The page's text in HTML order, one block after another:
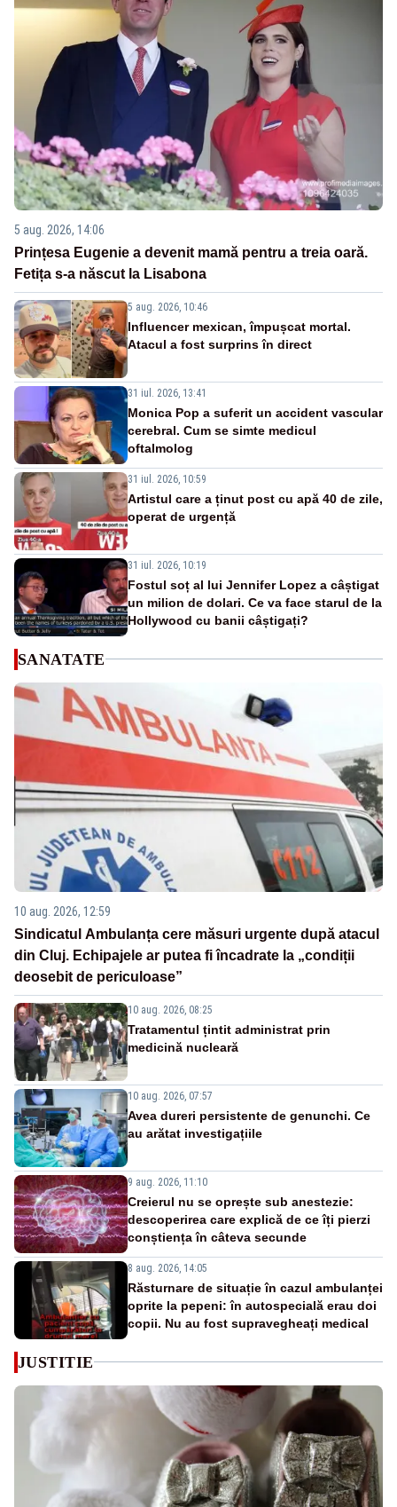
5 aug. 2026, 14:06
Prințesa Eugenie a devenit mamă pentru a treia oară.
Fetița s-a născut la Lisabona
5 aug. 2026, 10:46
Influencer mexican, împușcat mortal.
Atacul a fost surprins în direct
31 iul. 2026, 13:41
Monica Pop a suferit un accident vascular
cerebral. Cum se simte medicul
oftalmolog
31 iul. 2026, 10:59
Artistul care a ținut post cu apă 40 de zile,
operat de urgență
31 iul. 2026, 10:19
Fostul soț al lui Jennifer Lopez a câștigat
un milion de dolari. Ce va face starul de la
Hollywood cu banii câștigați?
SANATATE
10 aug. 2026, 12:59
Sindicatul Ambulanța cere măsuri urgente după atacul
din Cluj. Echipajele ar putea fi încadrate la „condiții
deosebit de periculoase”
10 aug. 2026, 08:25
Tratamentul țintit administrat prin
medicină nucleară
10 aug. 2026, 07:57
Avea dureri persistente de genunchi. Ce
au arătat investigațiile
9 aug. 2026, 11:10
Creierul nu se oprește sub anestezie:
descoperirea care explică de ce îți pierzi
conștiența în câteva secunde
8 aug. 2026, 14:05
Răsturnare de situație în cazul ambulanței
oprite la pepeni: în autospecială erau doi
copii. Nu au fost supravegheați medical
JUSTITIE